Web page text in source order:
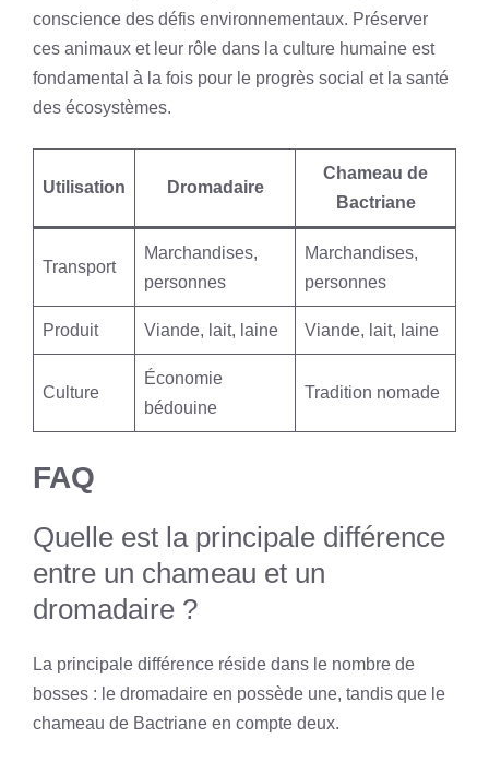
conscience des défis environnementaux. Préserver
ces animaux et leur rôle dans la culture humaine est
fondamental à la fois pour le progrès social et la santé
des écosystèmes.
Utilisation Dromadaire
Chameau de
Bactriane
Transport
Marchandises,
personnes
Marchandises,
personnes
Produit Viande, lait, laine Viande, lait, laine
Culture
Économie
bédouine
Tradition nomade
FAQ
Quelle est la principale différence
entre un chameau et un
dromadaire ?
La principale différence réside dans le nombre de
bosses : le dromadaire en possède une, tandis que le
chameau de Bactriane en compte deux.